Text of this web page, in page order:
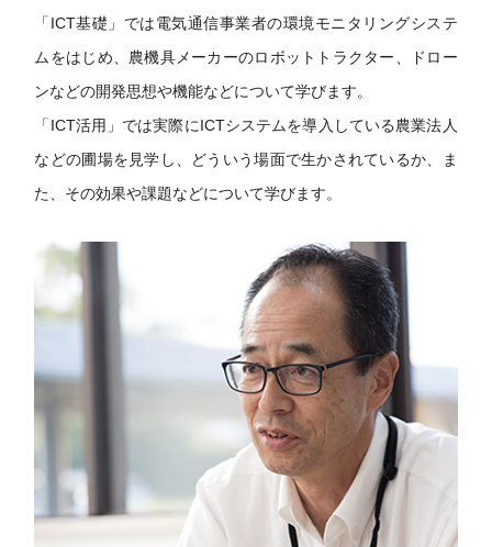
「ICT基礎」では電気通信事業者の環境モニタリングシステ
ムをはじめ、農機具メーカーのロボットトラクター、ドロー
ンなどの開発思想や機能などについて学びます。
「ICT活用」では実際にICTシステムを導入している農業法人
などの圃場を見学し、どういう場面で生かされているか、ま
た、その効果や課題などについて学びます。